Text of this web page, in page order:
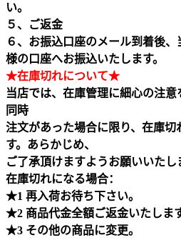
い。
５、ご返金
６、お振込口座のメール到着後
様の口座へお振込いたします。
★在庫切れについて★
当店では、在庫管理に細心の注
同時
注文があった場合に限り、在庫切
す。あらかじめ、
ご了承頂けますようお願いいたし
在庫切れになる場合：
★1 再入荷お待ち下さい。
★2 商品代金全額ご返金いたします
★3 その他の商品に変更。